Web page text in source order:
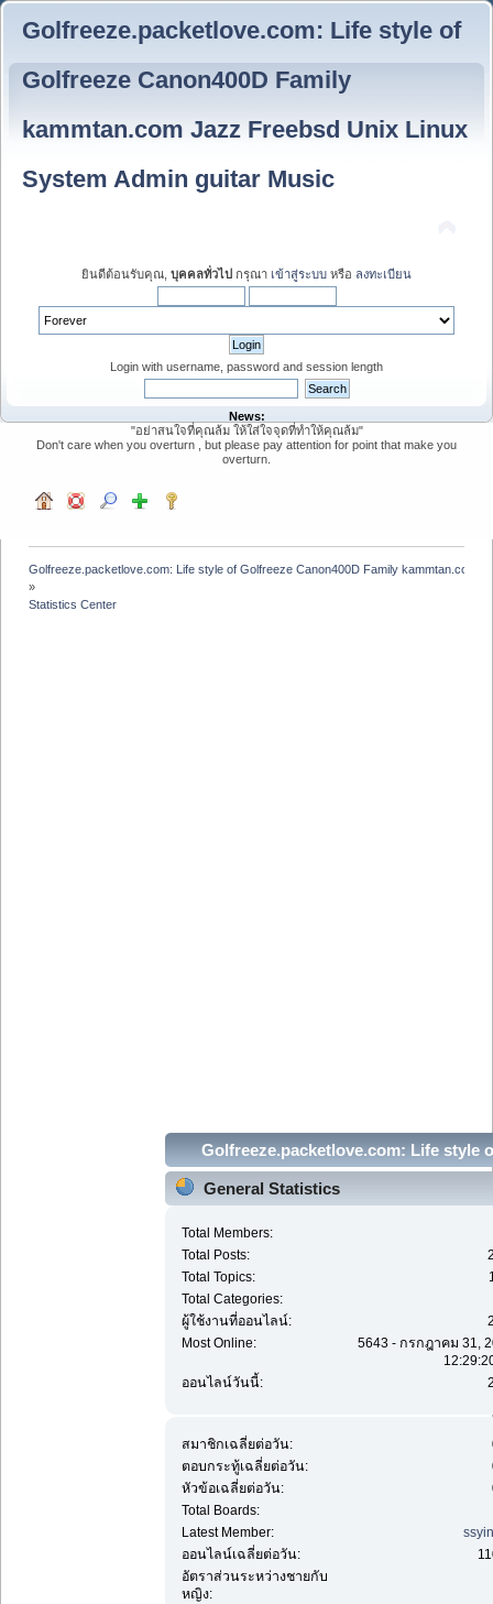
Golfreeze.packetlove.com: Life style of
Golfreeze Canon400D Family
kammtan.com Jazz Freebsd Unix Linux
System Admin guitar Music
ยินดีต้อนรับคุณ, บุคคลทั่วไป กรุณา เข้าสู่ระบบ หรือ ลงทะเบียน
Login with username, password and session length
News:
"อย่าสนใจที่คุณล้ม ให้ใส่ใจจุดที่ทำให้คุณล้ม"
Don't care when you overturn , but please pay attention for point that make you
overturn.
Golfreeze.packetlove.com: Life style of Golfreeze Canon400D Family kammtan.com
»
Statistics Center
Golfreeze.packetlove.com: Life style
Golfreeze Canon400D Family
guitar Music - Statistics Center
General Statistics
Total Members:
Total Posts:
Total Topics:
Total Categories:
ผู้ใช้งานที่ออนไลน์:
Most Online:
5643 - กรกฎาคม 31,
ออนไลน์วันนี้:
สมาชิกเฉลี่ยต่อวัน:
ตอบกระทู้เฉลี่ยต่อวัน:
หัวข้อเฉลี่ยต่อวัน:
Total Boards:
Latest Member:
ออนไลน์เฉลี่ยต่อวัน:
อัตราส่วนระหว่างชายกับ
หญิง: